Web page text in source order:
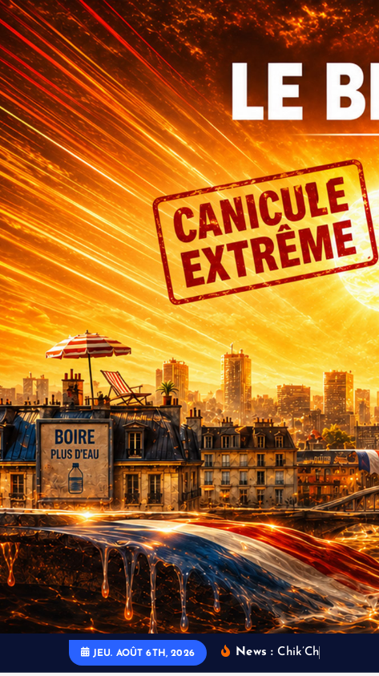
JEU. AOÛT 6TH, 2026 News : Chik’Ch